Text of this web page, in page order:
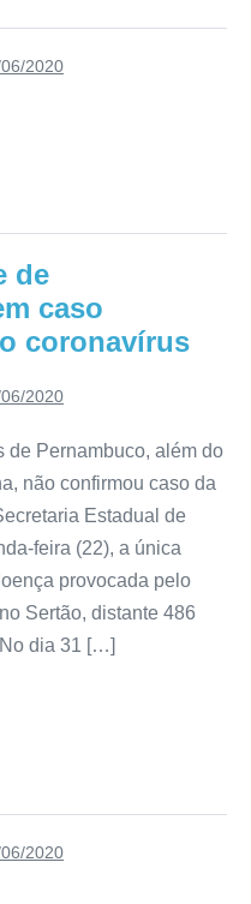
2020
de
caso
coronavírus
2020
de Pernambuco, além do
não confirmou caso da
Estadual de
feira (22), a única
provocada pelo
Sertão, distante 486
dia 31 […]
2020